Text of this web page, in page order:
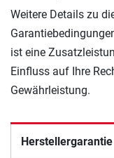
Weitere Details zu
ist eine
Einfluss auf Ihre
Gewährleistung.
Herstellergarantie